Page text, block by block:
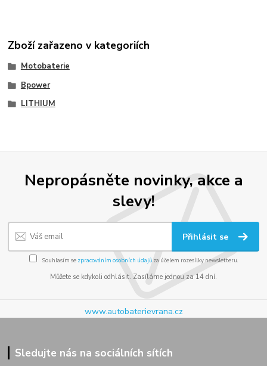
Zboží zařazeno v kategoriích
Motobaterie
Bpower
LITHIUM
Nepropásněte novinky, akce a
slevy!
Přihlásit se
Souhlasím se zpracováním osobních údajůza účelem rozesílky newsletteru.
Můžete se kdykoli odhlásit. Zasíláme jednou za 14 dní.
www.autobaterievrana.cz
Sledujte nás na sociálních sítích